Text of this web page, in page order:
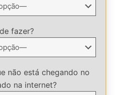
fazer?
não está chegando no
na internet?